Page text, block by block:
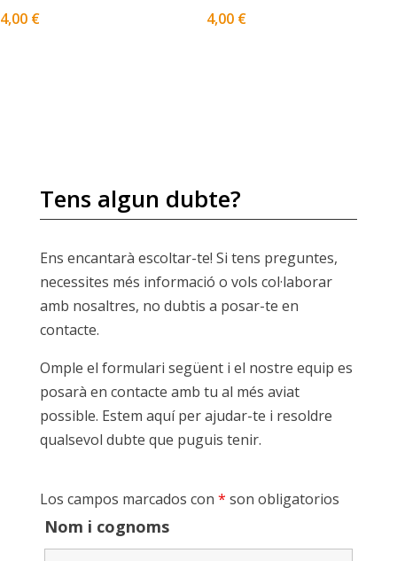
4,00 € 4,00 €
Tens algun dubte?
Ens encantarà escoltar-te! Si tens preguntes,
necessites més informació o vols col·laborar
amb nosaltres, no dubtis a posar-te en
contacte.
Omple el formulari següent i el nostre equip es
posarà en contacte amb tu al més aviat
possible. Estem aquí per ajudar-te i resoldre
qualsevol dubte que puguis tenir.
Los campos marcados con * son obligatorios
Nom i cognoms